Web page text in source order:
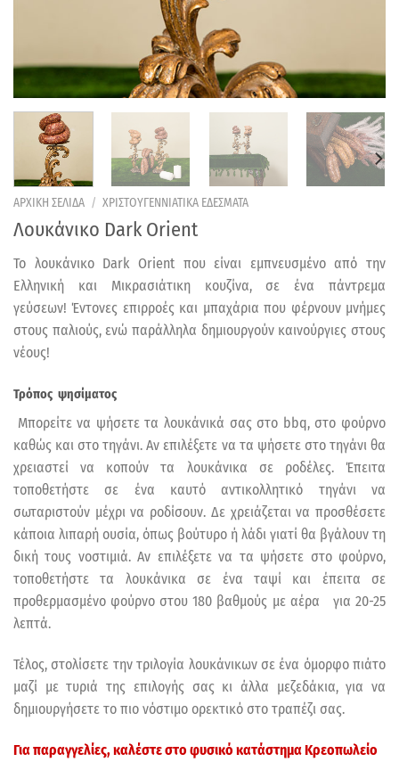
ΑΡΧΙΚΗ ΣΕΛΙΔΑ / ΧΡΙΣΤΟΥΓΕΝΝΙΑΤΙΚΑ ΕΔΕΣΜΑΤΑ
Λουκάνικο Dark Orient
Το λουκάνικο Dark Orient που είναι εμπνευσμένο από την
Ελληνική και Μικρασιάτικη κουζίνα, σε ένα πάντρεμα
γεύσεων! Έντονες επιρροές και μπαχάρια που φέρνουν μνήμες
στους παλιούς, ενώ παράλληλα δημιουργούν καινούργιες στους
νέους!
Τρόπος ψησίματος
Μπορείτε να ψήσετε τα λουκάνικά σας στο bbq, στο φούρνο
καθώς και στο τηγάνι. Αν επιλέξετε να τα ψήσετε στο τηγάνι θα
χρειαστεί να κοπούν τα λουκάνικα σε ροδέλες. Έπειτα
τοποθετήστε σε ένα καυτό αντικολλητικό τηγάνι να
σωταριστούν μέχρι να ροδίσουν. Δε χρειάζεται να προσθέσετε
κάποια λιπαρή ουσία, όπως βούτυρο ή λάδι γιατί θα βγάλουν τη
δική τους νοστιμιά. Αν επιλέξετε να τα ψήσετε στο φούρνο,
τοποθετήστε τα λουκάνικα σε ένα ταψί και έπειτα σε
προθερμασμένο φούρνο στου 180 βαθμούς με αέρα για 20-25
λεπτά.
Τέλος, στολίσετε την τριλογία λουκάνικων σε ένα όμορφο πιάτο
μαζί με τυριά της επιλογής σας κι άλλα μεζεδάκια, για να
δημιουργήσετε το πιο νόστιμο ορεκτικό στο τραπέζι σας.
Για παραγγελίες, καλέστε στο φυσικό κατάστημαΚρεοπωλείο